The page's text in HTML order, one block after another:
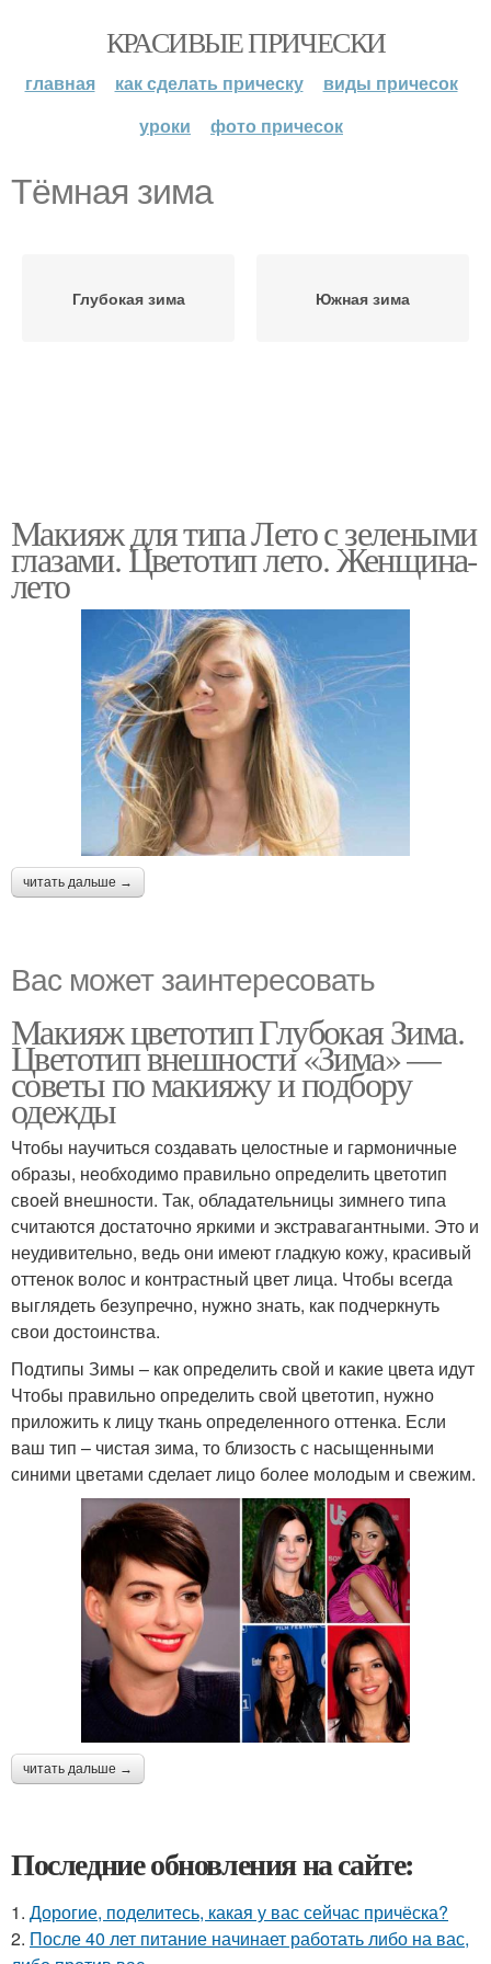
КРАСИВЫЕ ПРИЧЕСКИ
главная как сделать прическу
виды причесок
уроки
фото причесок
Тёмная зима
Глубокая зима Южная зима
Макияж для типа Лето с зелеными
глазами. Цветотип лето. Женщина-
лето
читать дальше →
Вас может заинтересовать
Макияж цветотип Глубокая Зима.
Цветотип внешности «Зима» —
советы по макияжу и подбору
одежды
Чтобы научиться создавать целостные и гармоничные
образы, необходимо правильно определить цветотип
своей внешности. Так, обладательницы зимнего типа
считаются достаточно яркими и экстравагантными. Это и
неудивительно, ведь они имеют гладкую кожу, красивый
оттенок волос и контрастный цвет лица. Чтобы всегда
выглядеть безупречно, нужно знать, как подчеркнуть
свои достоинства.
Подтипы Зимы – как определить свой и какие цвета идут
Чтобы правильно определить свой цветотип, нужно
приложить к лицу ткань определенного оттенка. Если
ваш тип – чистая зима, то близость с насыщенными
синими цветами сделает лицо более молодым и свежим.
читать дальше →
Последние обновления на сайте:
1. Дорогие, поделитесь, какая у вас сейчас причёска?
2. После 40 лет питание начинает работать либо на вас,